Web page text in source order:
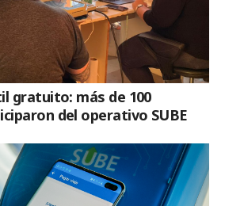
gratuito: más de 100
del operativo SUBE